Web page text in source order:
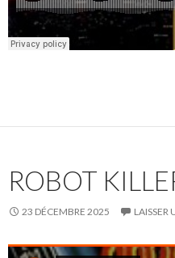
ROBOT
23 DÉCEMBRE 2025 LAISSER